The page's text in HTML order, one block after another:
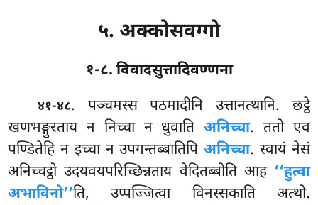
५. अक्कोसवग्गो
१-८. विवादसुत्तादिवण्णना
४१-४८. पञ्चमस्सपठमादीनि उत्तानत्थानि. छट्ठे
खणभङ्गुरताय न निच्चा न धुवातिअनिच्चा. ततो एव
पण्डितेहि न इच्चा न उपगन्तब्बातिपिअनिच्चा. स्वायं नेसं
अनिच्चट्ठो उदयवयपरिच्छिन्नताय वेदितब्बोति आह ‘‘हुत्वा
अभाविनो’’ति, उप्पज्जित्वा विनस्सकाति अत्थो.